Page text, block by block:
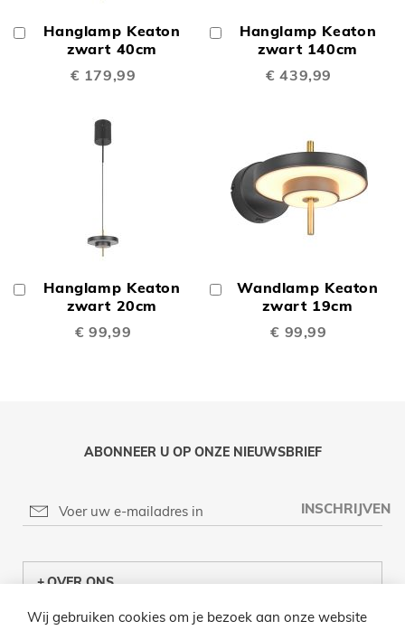
Hanglamp Keaton
zwart 40cm
€ 179,99
Winkelwagen
Hanglamp Keaton
zwart 140cm
€ 439,99
Winkelwagen
Hanglamp Keaton
zwart 20cm
€ 99,99
Winkelwagen
Wandlamp Keaton
zwart 19cm
€ 99,99
Winkelwagen
ABONNEER U OP ONZE NIEUWSBRIEF
INSCHRIJVEN
OVER ONS
KLANTENCENTRUM
Wij gebruiken cookies om je bezoek aan onze website